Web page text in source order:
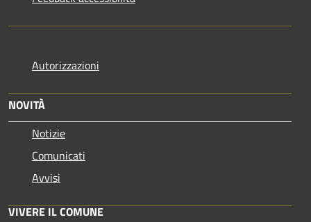
Autorizzazioni
NOVITÀ
Notizie
Comunicati
Avvisi
VIVERE IL COMUNE